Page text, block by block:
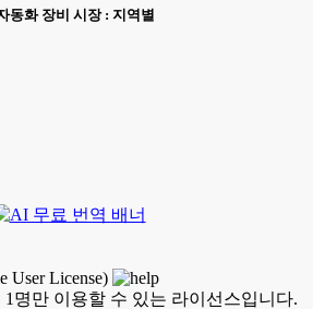
동화 장비 시장 : 지역별
User License)
1명만 이용할 수 있는 라이선스입니다.